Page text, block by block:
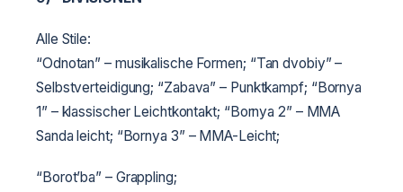
Alle Stile:
“Odnotan” – musikalische Formen; “Tan dvobiy” –
Selbstverteidigung; “Zabava” – Punktkampf; “Bornya
1” – klassischer Leichtkontakt; “Bornya 2” – MMA
Sanda leicht; “Bornya 3” – MMA-Leicht;
“Borot’ba” – Grappling;